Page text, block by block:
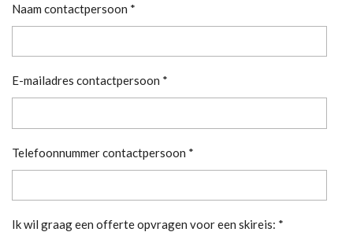
Naam contactpersoon *
E-mailadres contactpersoon *
Telefoonnummer contactpersoon *
Ik wil graag een offerte opvragen voor een skireis: *